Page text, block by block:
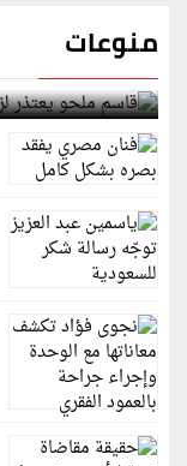
منوعات
قاسم ملحو يعتذر